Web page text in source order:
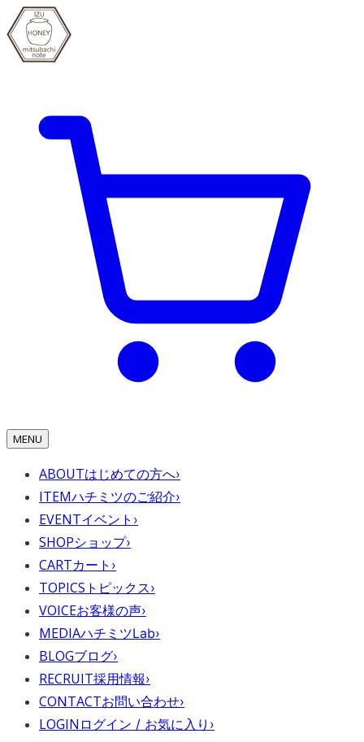
MENU
ABOUTはじめての方へ›
ITEMハチミツのご紹介›
EVENTイベント ›
SHOPショップ›
CARTカート ›
TOPICS トピックス›
VOICEお客様の声›
MEDIAハチミツLab›
BLOGブログ›
RECRUIT採用情報›
CONTACTお問い合わせ›
LOGIN ログイン / お気に入り ›